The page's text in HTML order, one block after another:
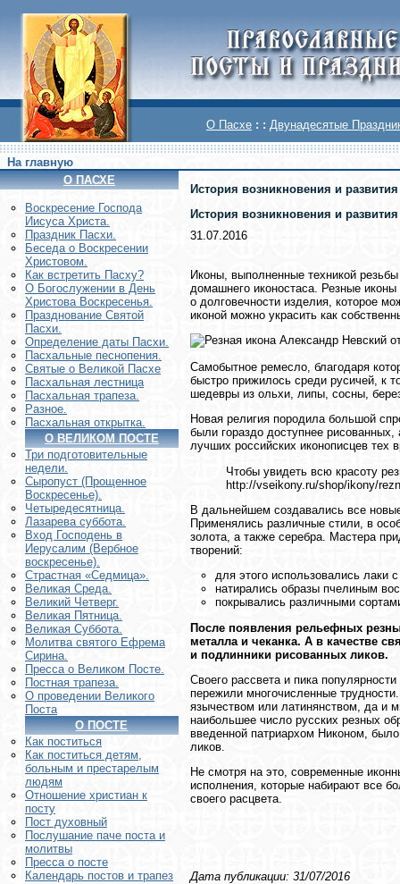
О Пасхе : : Двунадесятые
На главную
О ПАСХЕ
Воскреcение Господа
Иисуса Христа.
Праздник Пасхи.
Беседа о Воскресении
Христовом.
Как встретить Пасху?
О Богослужении в День
Христова Воскресенья.
Празднование Святой
Пасхи.
Определение даты Пасхи.
Пасхальные песнопения.
Святые о Великой Пасхе
Пасхальная лестница
Пасхальная трапеза.
Разное.
Пасхальная открытка.
О ВЕЛИКОМ ПОСТЕ
Три подготовительные
недели.
Сыропуст (Прощенное
Воскресенье).
Четыредесятница.
Лазарева суббота.
Вход Господень в
Иерусалим (Вербное
воскресенье).
Страстная «Седмица».
Великая Среда.
Великий Четверг.
Великая Пятница.
Великая Суббота.
Молитва святого Ефрема
Сирина.
Пресса о Великом Посте.
Постная трапеза.
О проведении Великого
Поста
О ПОСТЕ
Как поститься
Как поститься детям,
больным и престарелым
людям
Отношение христиан к
посту
Пост духовный
Послушание паче поста и
молитвы
Пресса о посте
Календарь постов и трапез
История возникновения и
История возникновения и
31.07.2016
Иконы, выполненные техникой
домашнего иконостаса. Резные
о долговечности изделия, которое
иконой можно украсить как
Самобытное ремесло, благодаря
быстро прижилось среди русичей, к
шедевры из ольхи, липы, сосны,
Новая религия породила большой
были гораздо доступнее
лучших российских иконописцев тех
Чтобы увидеть всю красоту
http://vseikony.ru/shop/ikony/
В дальнейшем создавались все
Применялись различные стили, в
золота, а также серебра. Мастера
творений:
для этого использовались лаки
натирались образы пчелиным
покрывались различными
После появления рельефных
металла и чеканка. А в качестве
и подлинники рисованных ликов.
Своего рассвета и пика
пережили многочисленные
язычеством или латинянством, да и
наибольшее число русских резных
введенной патриархом Никоном,
ликов.
Не смотря на это, современные
исполнения, которые набирают все
своего расцвета.
Дата публикации: 31/07/2016